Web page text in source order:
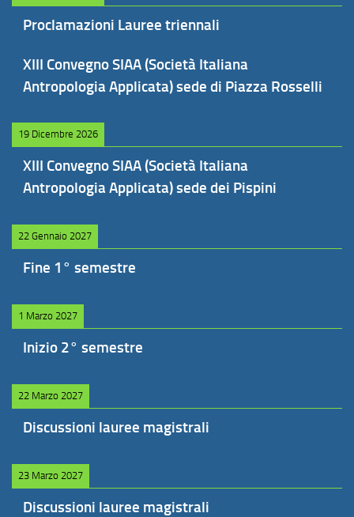
Proclamazioni Lauree triennali
XIII Convegno SIAA (Società Italiana
Antropologia Applicata) sede di Piazza Rosselli
19 Dicembre 2026
XIII Convegno SIAA (Società Italiana
Antropologia Applicata) sede dei Pispini
22 Gennaio 2027
Fine 1° semestre
1 Marzo 2027
Inizio 2° semestre
22 Marzo 2027
Discussioni lauree magistrali
23 Marzo 2027
Discussioni lauree magistrali